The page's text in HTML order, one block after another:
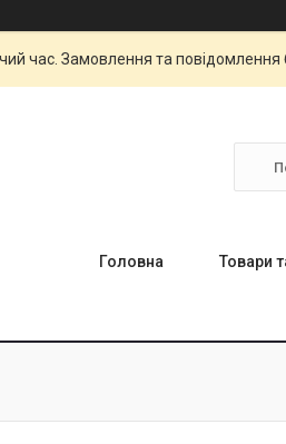
час. Замовлення та
Головна Товари